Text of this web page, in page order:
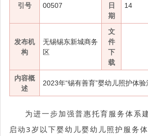
引号
00507
日
期
14
发布机
构
无锡锡东新城商务
区
文
件
下
载
内容概
述
2023年“锡有善育”婴幼儿照护体验
为进一步加强普惠托育服务体系
启动3岁以下婴幼儿婴幼儿照护服务